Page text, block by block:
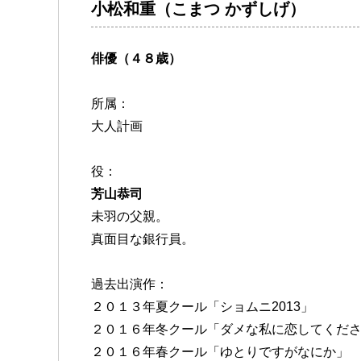
小松和重（こまつ かずしげ）
俳優（４８歳）
所属：
大人計画
役：
芳山恭司
未羽の父親。
真面目な銀行員。
過去出演作：
２０１３年夏クール「ショムニ2013」
２０１６年冬クール「ダメな私に恋してくだ
２０１６年春クール「ゆとりですがなにか」